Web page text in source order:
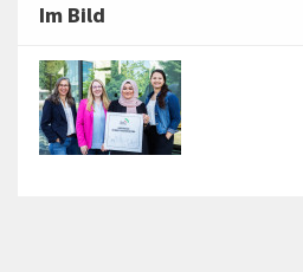
Im Bild